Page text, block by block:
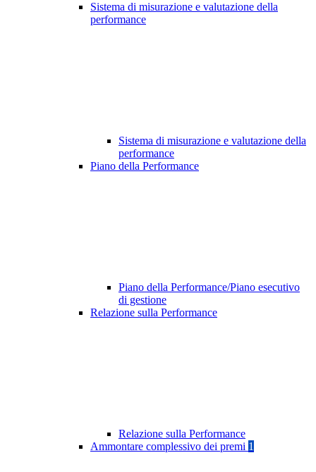
Sistema di misurazione e valutazione della
performance
Sistema di misurazione e valutazione della
performance
Piano della Performance
Piano della Performance/Piano esecutivo
di gestione
Relazione sulla Performance
Relazione sulla Performance
Ammontare complessivo dei premi 1